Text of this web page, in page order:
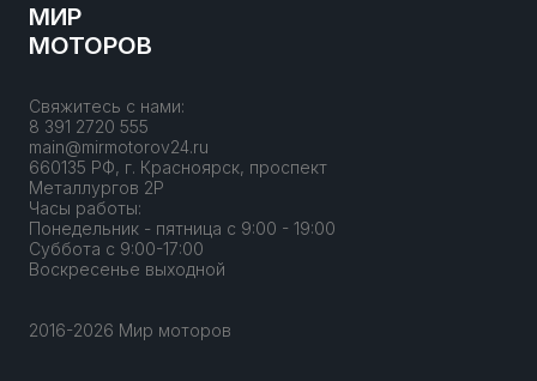
МИР
МОТОРОВ
Свяжитесь с нами:
8 391 2720 555
main@mirmotorov24.ru
660135 РФ, г. Красноярск, проспект
Металлургов 2Р
Часы работы:
Понедельник - пятница с 9:00 - 19:00
Суббота с 9:00-17:00
Воскресенье выходной
2016-2026 Мир моторов